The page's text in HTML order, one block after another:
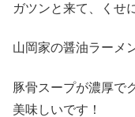
ガツンと来て、くせ
山岡家の醤油ラーメ
豚骨スープが濃厚で
美味しいです！